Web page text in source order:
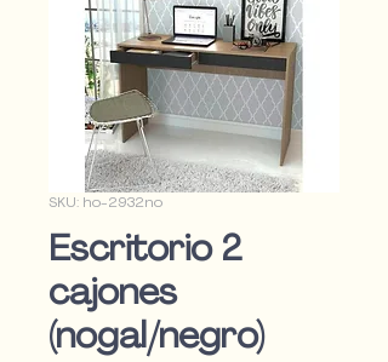
SKU: ho-2932no
Escritorio 2
cajones
(nogal/negro)